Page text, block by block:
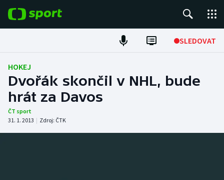
SLEDOVAT
Fotbal
Hokej
Tenis
Atletika
HOKEJ
Dvořák skončil v NHL, bude
hrát za Davos
ČT sport
31. 1. 2013 | Zdroj: ČTK